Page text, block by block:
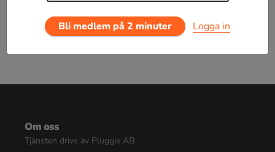
Bli medlem på 2 minuter Logga in
Om oss
Tjänsten drivs av Pluggie AB